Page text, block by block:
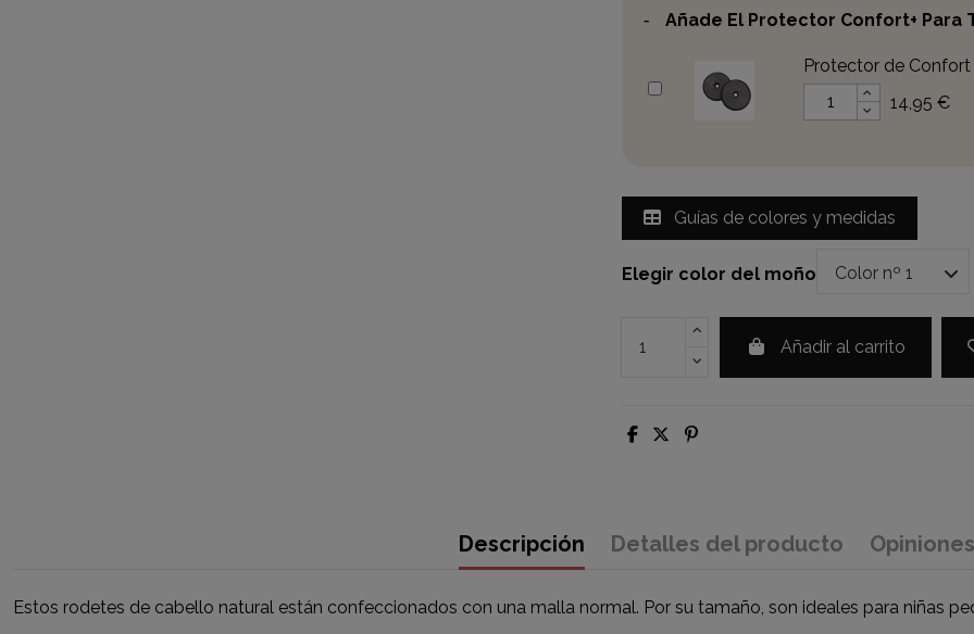
- Añade El Protector Confort+ Para
Protector de
14,95 €
Guías de colores y medidas
Elegir color del moño
Añadir al carrito
Descripción Detalles del producto Opiniones
Estos rodetes de cabello natural están confeccionados con una malla normal. Por su tamaño, son ideales para niñas